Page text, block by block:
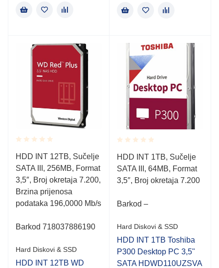
Rated
0.001
out
of
5
HDD INT 12TB, Sučelje
SATA III, 256MB, Format
3,5″, Broj okretaja 7.200,
Brzina prijenosa
podataka 196,0000 Mb/s
Barkod 718037886190
Hard Diskovi & SSD
HDD INT 12TB WD
Rated
0.001
out
of
5
HDD INT 1TB, Sučelje
SATA III, 64MB, Format
3,5″, Broj okretaja 7.200
Barkod –
Hard Diskovi & SSD
HDD INT 1TB Toshiba
P300 Desktop PC 3,5"
SATA HDWD110UZSVA